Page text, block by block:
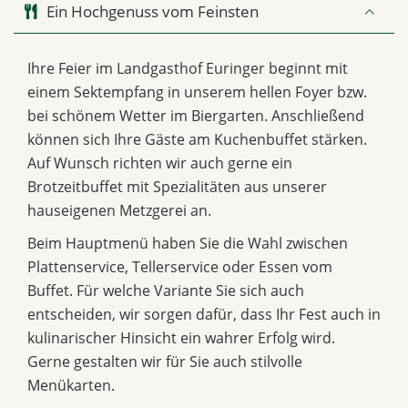
Ein Hochgenuss vom Feinsten
Ihre Feier im Landgasthof Euringer beginnt mit
einem Sektempfang in unserem hellen Foyer bzw.
bei schönem Wetter im Biergarten. Anschließend
können sich Ihre Gäste am Kuchenbuffet stärken.
Auf Wunsch richten wir auch gerne ein
Brotzeitbuffet mit Spezialitäten aus unserer
hauseigenen Metzgerei an.
Beim Hauptmenü haben Sie die Wahl zwischen
Plattenservice, Tellerservice oder Essen vom
Buffet. Für welche Variante Sie sich auch
entscheiden, wir sorgen dafür, dass Ihr Fest auch in
kulinarischer Hinsicht ein wahrer Erfolg wird.
Gerne gestalten wir für Sie auch stilvolle
Menükarten.